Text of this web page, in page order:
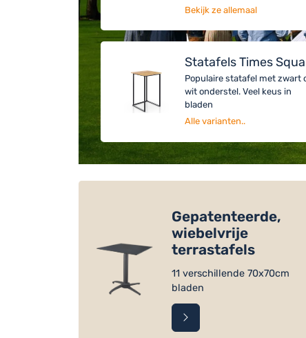
Bekijk ze allemaal
Statafels Times
Populaire statafel met zwart
wit onderstel. Veel keus in
bladen
Alle varianten..
Gepatenteerde,
wiebelvrije
terrastafels
11 verschillende 70x70cm
bladen